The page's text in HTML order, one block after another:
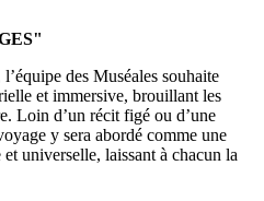
des Muséales souhaite
et immersive, brouillant les
Loin d’un récit figé ou d’une
y sera abordé comme une
universelle, laissant à chacun la